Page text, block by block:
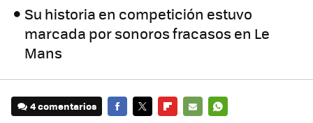
Su historia en competición estuvo
marcada por sonoros fracasos en Le
Mans
4 comentarios